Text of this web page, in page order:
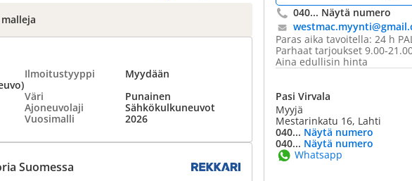
Ilmoitustyyppi
Myydään
Väri
Punainen
Ajoneuvolaji
Sähkökulkuneuvot
Vuosimalli 2026
Suomessa
040... Näytä numero
Paras aika tavoitella: 24 h
Parhaat tarjoukset 9.00-
Aina edullisin hinta
Pasi Virvala
Myyjä
Mestarinkatu 16, Lahti
040... Näytä numero
040... Näytä numero
Whatsapp